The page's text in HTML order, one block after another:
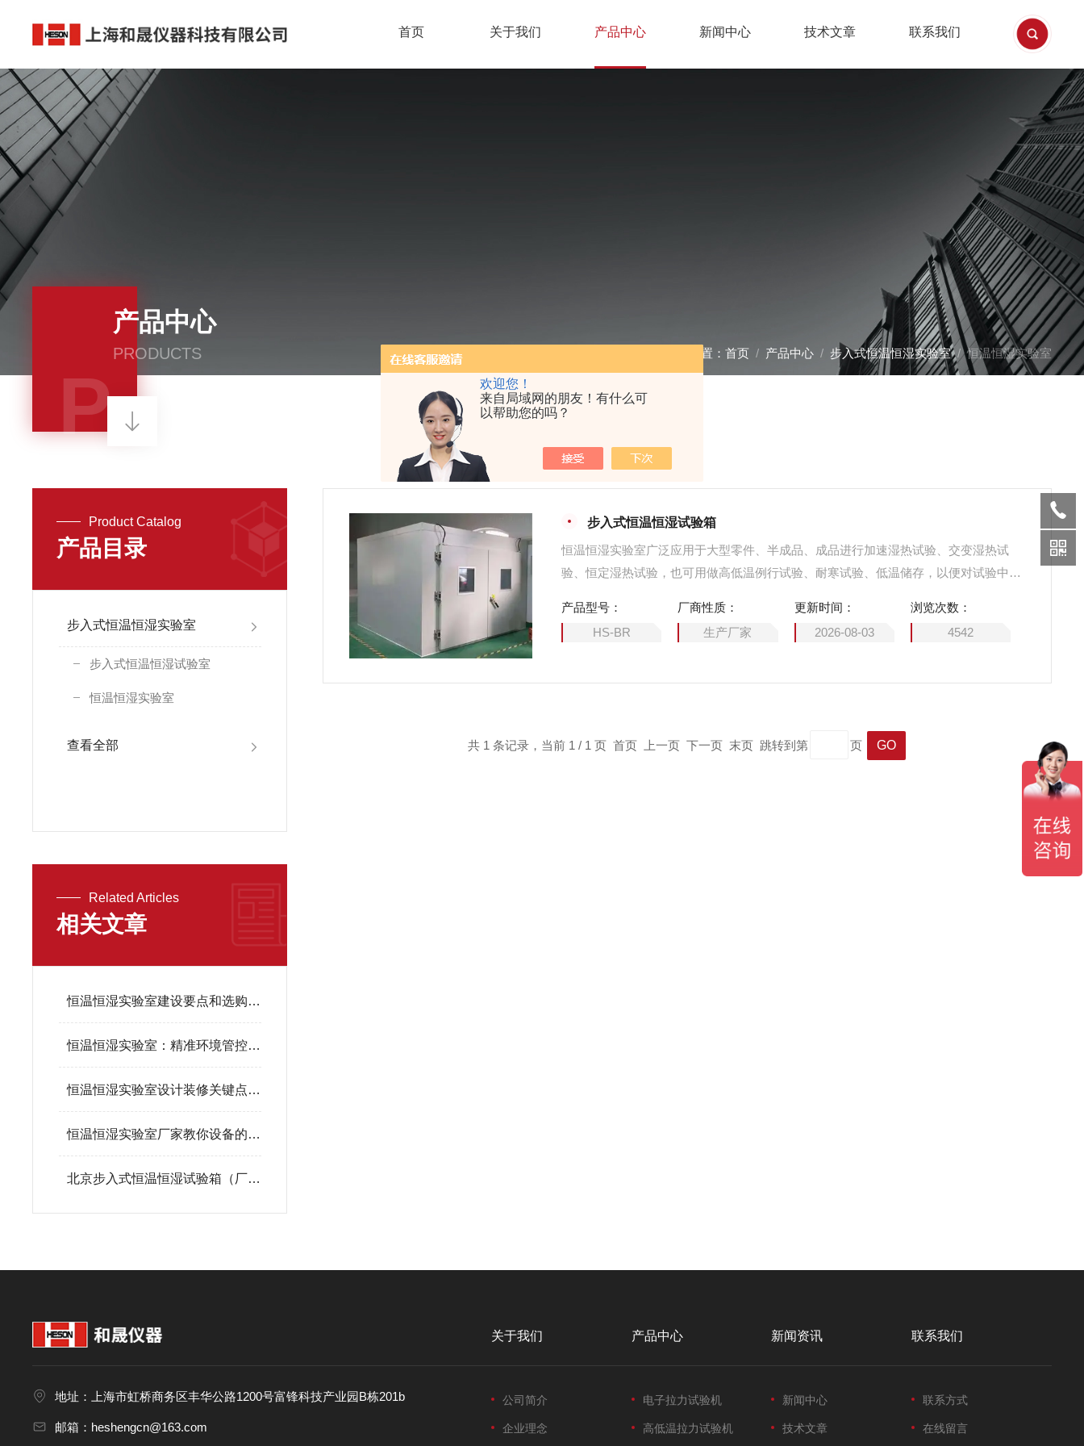
欢迎您！
来自局域网的朋友！有什么可
以帮助您的吗？
首页 关于我们 产品中心 新闻中心 技术文章 联系我们
产品中心
PRODUCTS
P
当前位置： 首页/ 产品中心/ 步入式恒温恒湿实验室/ 恒温恒湿实验室
Product Catalog
产品目录
步入式恒温恒湿实验室
步入式恒温恒湿试验室
恒温恒湿实验室
查看全部
Related Articles
相关文章
恒温恒湿实验室建设要点和选购指南
恒温恒湿实验室：精准环境管控核心，助力产业升级与科研创新
恒温恒湿实验室设计装修关键点主要体现在这四方面
恒温恒湿实验室厂家教你设备的维护“秘诀”
北京步入式恒温恒湿试验箱（厂家 价格 品牌 报价 参数）
步入式恒温恒湿试验箱
恒温恒湿实验室广泛应用于大型零件、半成品、成品进行加速湿热试验、交变湿热试
验、恒定湿热试验，也可用做高低温例行试验、耐寒试验、低温储存，以便对试验中拟
产品型号：
HS-BR
厂商性质：
生产厂家
更新时间：
2026-08-03
浏览次数：
4542
共 1 条记录，当前 1 / 1 页 首页 上一页 下一页 末页 跳转到第 页
地址：上海市虹桥商务区丰华公路1200号富锋科技产业园B栋201b
邮箱：heshengcn@163.com
关于我们
公司简介
企业理念
产品中心
电子拉力试验机
高低温拉力试验机
新闻资讯
新闻中心
技术文章
联系我们
联系方式
在线留言